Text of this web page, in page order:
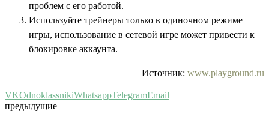
проблем с его работой.
Используйте трейнеры только в одиночном режиме
игры, использование в сетевой игре может привести к
блокировке аккаунта.
Источник: www.playground.ru
VKOdnoklassnikiWhatsappTelegramEmail
предыдущие